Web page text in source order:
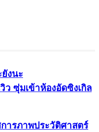
งนะ
ว ซุ่มเข้าห้องอัดซิงเกิล
ารภาพประวัติศาสตร์